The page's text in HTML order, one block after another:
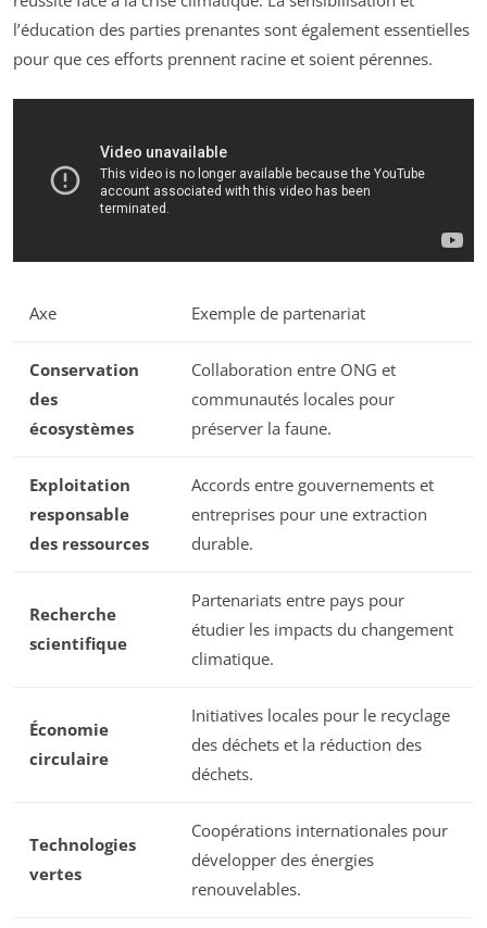
l’éducation des parties prenantes sont également essentielles
pour que ces efforts prennent racine et soient pérennes.
Axe Exemple de partenariat
Conservation
des
écosystèmes
Collaboration entre ONG et
communautés locales pour
préserver la faune.
Exploitation
responsable
des ressources
Accords entre gouvernements et
entreprises pour une extraction
durable.
Recherche
scientifique
Partenariats entre pays pour
étudier les impacts du changement
climatique.
Économie
circulaire
Initiatives locales pour le recyclage
des déchets et la réduction des
déchets.
Technologies
vertes
Coopérations internationales pour
développer des énergies
renouvelables.